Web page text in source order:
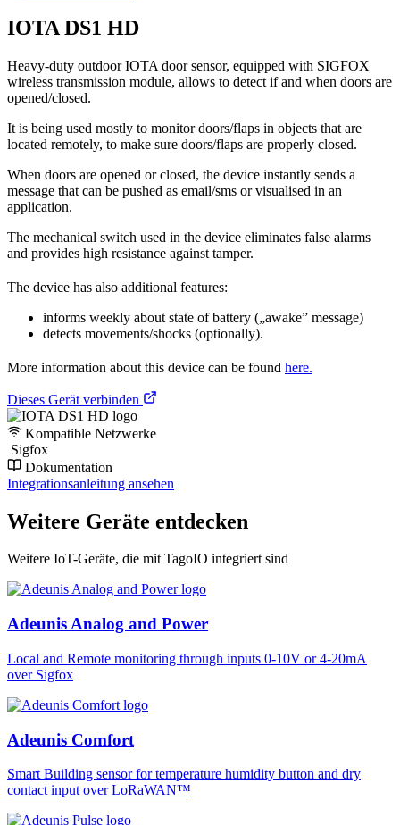
IOTA DS1 HD
Heavy-duty outdoor IOTA door sensor, equipped with SIGFOX
wireless transmission module, allows to detect if and when doors are
opened/closed.
It is being used mostly to monitor doors/flaps in objects that are
located remotely, to make sure doors/flaps are properly closed.
When doors are opened or closed, the device instantly sends a
message that can be pushed as email/sms or visualised in an
application.
The mechanical switch used in the device eliminates false alarms
and provides high resistance against tamper.
The device has also additional features:
informs weekly about state of battery („awake” message)
detects movements/shocks (optionally).
More information about this device can be found here.
Dieses Gerät verbinden
Kompatible Netzwerke
Sigfox
Dokumentation
Integrationsanleitung ansehen
Weitere Geräte entdecken
Weitere IoT-Geräte, die mit TagoIO integriert sind
Adeunis Analog and Power
Local and Remote monitoring through inputs 0-10V or 4-20mA
over Sigfox
Adeunis Comfort
Smart Building sensor for temperature humidity button and dry
contact input over LoRaWAN™